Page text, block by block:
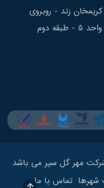
زند - روبروی
مهر گل سیر می باشد
تماس با ما